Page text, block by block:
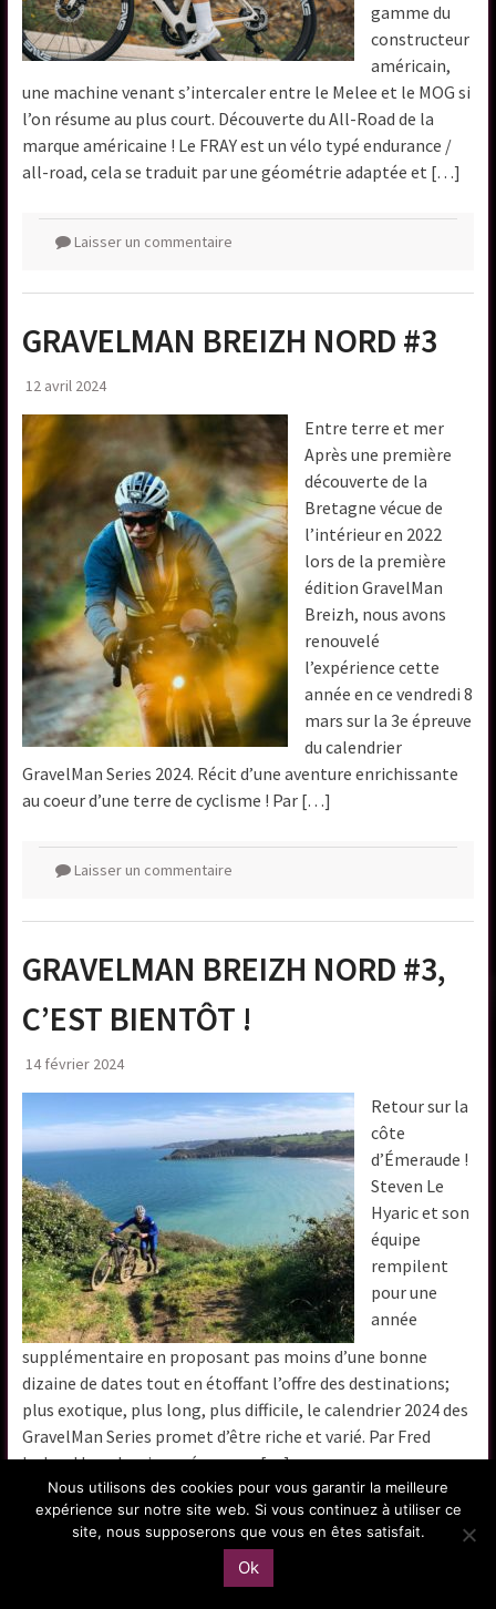
gamme du
constructeur
américain,
une machine venant s’intercaler entre le Melee et le MOG si
l’on résume au plus court. Découverte du All-Road de la
marque américaine ! Le FRAY est un vélo typé endurance /
all-road, cela se traduit par une géométrie adaptée et […]
Laisser un commentaire
GRAVELMAN BREIZH NORD #3
12 avril 2024
Entre terre et mer
Après une première
découverte de la
Bretagne vécue de
l’intérieur en 2022
lors de la première
édition GravelMan
Breizh, nous avons
renouvelé
l’expérience cette
année en ce vendredi 8
mars sur la 3e épreuve
du calendrier
GravelMan Series 2024. Récit d’une aventure enrichissante
au coeur d’une terre de cyclisme ! Par […]
Laisser un commentaire
GRAVELMAN BREIZH NORD #3,
C’EST BIENTÔT !
14 février 2024
Retour sur la
côte
d’Émeraude !
Steven Le
Hyaric et son
équipe
rempilent
pour une
année
supplémentaire en proposant pas moins d’une bonne
dizaine de dates tout en étoffant l’offre des destinations;
plus exotique, plus long, plus difficile, le calendrier 2024 des
GravelMan Series promet d’être riche et varié. Par Fred
Ischard Les classiques épreuves […]
Laisser un commentaire
Nous utilisons des cookies pour vous garantir la meilleure
expérience sur notre site web. Si vous continuez à utiliser ce
site, nous supposerons que vous en êtes satisfait.
Ok